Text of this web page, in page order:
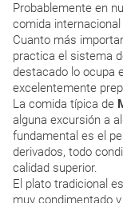
Probablemente en
comida
Cuanto más
practica el sistema
destacado lo ocupa
excelentemente
La comida típica de
alguna excursión a
fundamental es el
derivados, todo
calidad superior.
El plato tradicional
muy condimentado